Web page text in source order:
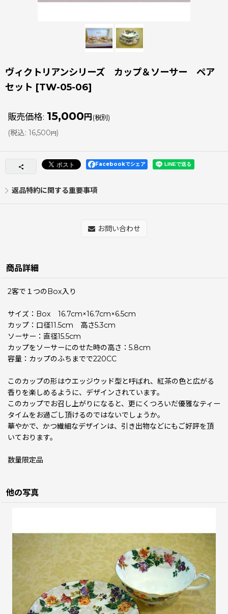
ヴィクトリアンシリーズ カップ＆ソーサー ペア
セット [TW-05-06]
販売価格: 15,000 円 (税別)
(税込: 16,500 円)
Facebookでシェア
返品特約に関する重要事項
お問い合わせ
商品詳細
2客で１つのBox入り
サイズ：Box 16.7cm×16.7cm×6.5cm
カップ：口径11.5cm 高さ5.3cm
ソーサー：直径15.5cm
カップをソーサーにのせた時の高さ：5.8cm
容量：カップのふちまでで220CC
このカップの形はウエッジウッド型と呼ばれ、紅茶の色と広がる
香りを楽しめるように、デザインされています。
このカップでお召し上がりになると、更にくつろいだ優雅なティー
タイムをお過ごし頂けるのではないでしょうか。
華やかで、かつ繊細なデザインは、引き出物などにもご好評を頂
いております。
数量限定品
他の写真